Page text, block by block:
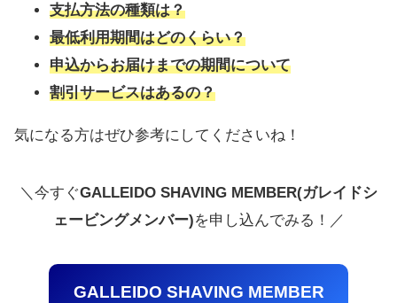
支払方法の種類は？
最低利用期間はどのくらい？
申込からお届けまでの期間について
割引サービスはあるの？
気になる方はぜひ参考にしてくださいね！
＼今すぐGALLEIDO SHAVING MEMBER(ガレイドシ
ェービングメンバー)を申し込んでみる！／
GALLEIDO SHAVING MEMBER